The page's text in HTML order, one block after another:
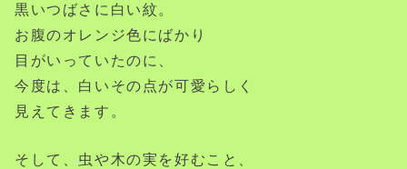
黒いつばさに白い紋。
お腹のオレンジ色にばかり
目がいっていたのに、
今度は、白いその点が可愛らしく
見えてきます。
そして、虫や木の実を好むこと、